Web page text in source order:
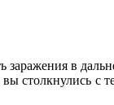
заражения в
столкнулись с